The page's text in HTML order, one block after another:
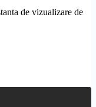
de vizualizare de